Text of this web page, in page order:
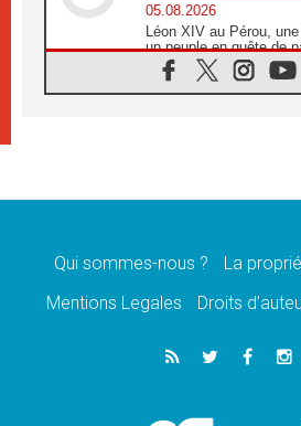
05.08.2026
Léon XIV au Pérou,
un peuple en quête de
05.08.2026
SCEAM: L'Église en
en Argentine et au Pérou
Audience générale: la
04.08.2026
Léon XIV invite les
Qui sommes-nous ? La
Mentions Legales
Droits